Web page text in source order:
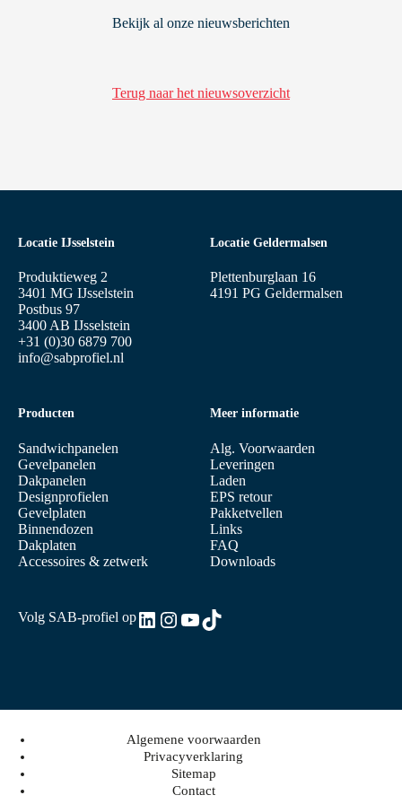
Bekijk al onze nieuwsberichten
Terug naar het nieuwsoverzicht
Locatie IJsselstein
Produktieweg 2
3401 MG IJsselstein
Postbus 97
3400 AB IJsselstein
+31 (0)30 6879 700
info@sabprofiel.nl
Producten
Sandwichpanelen
Gevelpanelen
Dakpanelen
Designprofielen
Gevelplaten
Binnendozen
Dakplaten
Accessoires & zetwerk
Meer informatie
Alg. Voorwaarden
Leveringen
Laden
EPS retour
Pakketvellen
Links
FAQ
Downloads
Locatie Geldermalsen
Plettenburglaan 16
4191 PG Geldermalsen
Volg SAB-profiel opLinkedIn
Instagram
YouTube
TikTok
Algemene voorwaarden
Privacyverklaring
Sitemap
Contact